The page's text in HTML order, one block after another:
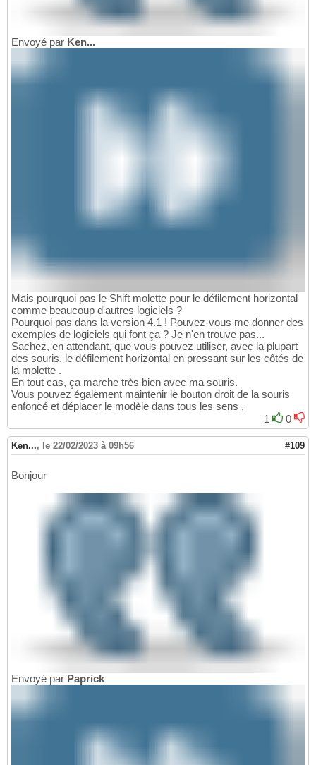
Envoyé par Ken...
Mais pourquoi pas le Shift molette pour le défilement horizontal
comme beaucoup d'autres logiciels ?
Pourquoi pas dans la version 4.1 ! Pouvez-vous me donner des
exemples de logiciels qui font ça ? Je n'en trouve pas...
Sachez, en attendant, que vous pouvez utiliser, avec la plupart
des souris, le défilement horizontal en pressant sur les côtés de
la molette .
En tout cas, ça marche très bien avec ma souris.
Vous pouvez également maintenir le bouton droit de la souris
enfoncé et déplacer le modèle dans tous les sens .
1
0
Ken..., le 22/02/2023 à 09h56 #109
Bonjour
Envoyé par Paprick